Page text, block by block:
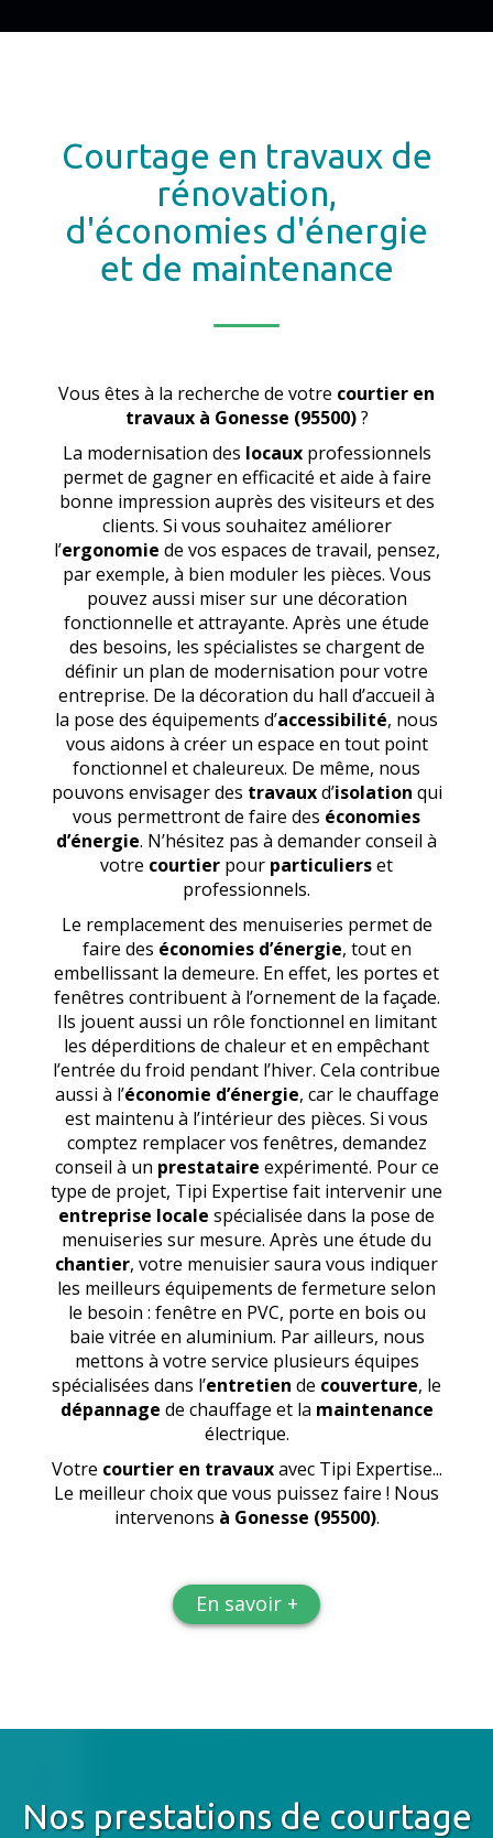
Courtage en travaux de
rénovation,
d'économies d'énergie
et de maintenance
Vous êtes à la recherche de votre courtier en
travaux à Gonesse (95500) ?
La modernisation des locauxprofessionnels
permet de gagner en efficacité et aide à faire
bonne impression auprès des visiteurs et des
clients. Si vous souhaitez améliorer
l’ergonomie de vos espaces de travail, pensez,
par exemple, à bien moduler les pièces. Vous
pouvez aussi miser sur une décoration
fonctionnelle et attrayante. Après une étude
des besoins, les spécialistes se chargent de
définir un plan de modernisation pour votre
entreprise. De la décoration du hall d’accueil à
la pose des équipements d’accessibilité, nous
vous aidons à créer un espace en tout point
fonctionnel et chaleureux. De même, nous
pouvons envisager des travauxd’isolation qui
vous permettront de faire des économies
d’énergie. N’hésitez pas à demander conseil à
votre courtier pour particulierset
professionnels.
Le remplacement des menuiseries permet de
faire des économies d’énergie, tout en
embellissant la demeure. En effet, les portes et
fenêtres contribuent à l’ornement de la façade.
Ils jouent aussi un rôle fonctionnel en limitant
les déperditions de chaleur et en empêchant
l’entrée du froid pendant l’hiver. Cela contribue
aussi à l’économie d’énergie, car le chauffage
est maintenu à l’intérieur des pièces. Si vous
comptez remplacer vos fenêtres, demandez
conseil à un prestataire expérimenté. Pour ce
type de projet, Tipi Expertise fait intervenir une
entreprise locale spécialisée dans la pose de
menuiseries sur mesure. Après une étude du
chantier, votre menuisier saura vous indiquer
les meilleurs équipements de fermeture selon
le besoin : fenêtre en PVC, porte en bois ou
baie vitrée en aluminium. Par ailleurs, nous
mettons à votre service plusieurs équipes
spécialisées dans l’entretien de couverture, le
dépannage de chauffage et la maintenance
électrique.
Votre courtier en travauxavec Tipi Expertise...
Le meilleur choix que vous puissez faire ! Nous
intervenons à Gonesse (95500).
En savoir +
Nos prestations de courtage